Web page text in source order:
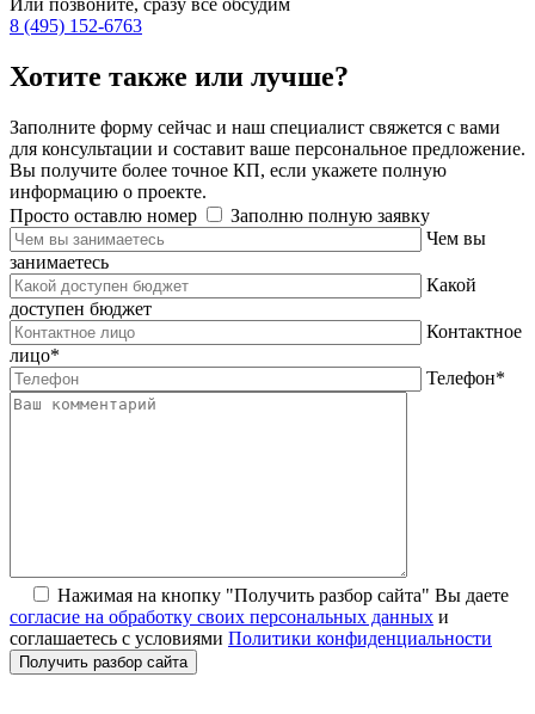
Или позвоните, сразу все обсудим
8 (495) 152-6763
Хотите также или лучше?
Заполните форму сейчас и наш специалист свяжется с вами
для консультации и составит ваше персональное предложение.
Вы получите более точное КП, если укажете полную
информацию о проекте.
Просто оставлю номер
Заполню полную заявку
Чем вы
занимаетесь
Какой
доступен бюджет
Контактное
лицо*
Телефон*
Нажимая на кнопку "Получить разбор сайта" Вы даете
согласие на обработку своих персональных данных и
соглашаетесь с условиями Политики конфиденциальности
Получить разбор сайта